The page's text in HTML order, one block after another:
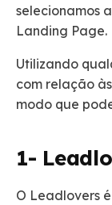
selecionamos
Landing Page.
Utilizando
com relação
modo que
1-
O Leadlovers